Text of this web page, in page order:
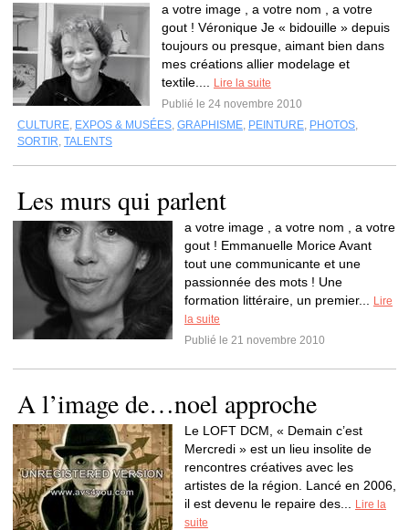
a votre image , a votre nom , a votre
gout ! Véronique Je « bidouille » depuis
toujours ou presque, aimant bien dans
mes créations allier modelage et
textile....
Lire la suite
Publié le 24 novembre 2010
CULTURE, EXPOS & MUSÉES, GRAPHISME, PEINTURE, PHOTOS,
SORTIR, TALENTS
Les murs qui parlent
a votre image , a votre nom , a votre
gout ! Emmanuelle Morice Avant
tout une communicante et une
passionnée des mots ! Une
formation littéraire, un premier...
Lire
la suite
Publié le 21 novembre 2010
A l’image de…noel approche
Le LOFT DCM, « Demain c’est
Mercredi » est un lieu insolite de
rencontres créatives avec les
artistes de la région. Lancé en 2006,
il est devenu le repaire des...
Lire la
suite